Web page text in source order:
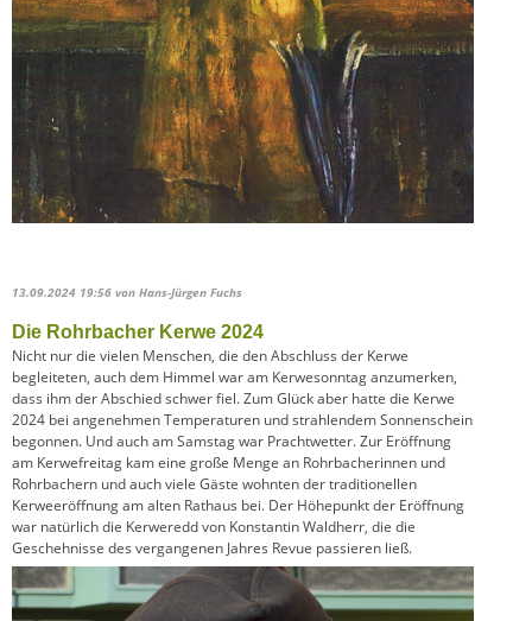
13.09.2024 19:56 von Hans-Jürgen Fuchs
Die Rohrbacher Kerwe 2024
Nicht nur die vielen Menschen, die den Abschluss der Kerwe
begleiteten, auch dem Himmel war am Kerwesonntag anzumerken,
dass ihm der Abschied schwer fiel. Zum Glück aber hatte die Kerwe
2024 bei angenehmen Temperaturen und strahlendem Sonnenschein
begonnen. Und auch am Samstag war Prachtwetter. Zur Eröffnung
am Kerwefreitag kam eine große Menge an Rohrbacherinnen und
Rohrbachern und auch viele Gäste wohnten der traditionellen
Kerweeröffnung am alten Rathaus bei. Der Höhepunkt der Eröffnung
war natürlich die Kerweredd von Konstantin Waldherr, die die
Geschehnisse des vergangenen Jahres Revue passieren ließ.